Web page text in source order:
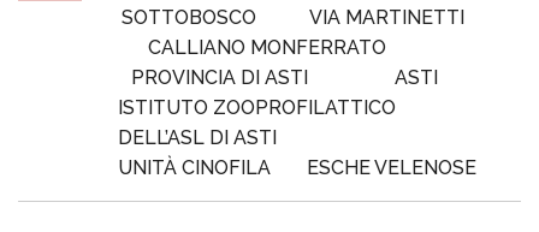
SOTTOBOSCO
VIA MARTINETTI
CALLIANO MONFERRATO
PROVINCIA DI ASTI
ASTI
ISTITUTO ZOOPROFILATTICO
DELL’ASL DI ASTI
UNITÀ CINOFILA
ESCHE VELENOSE